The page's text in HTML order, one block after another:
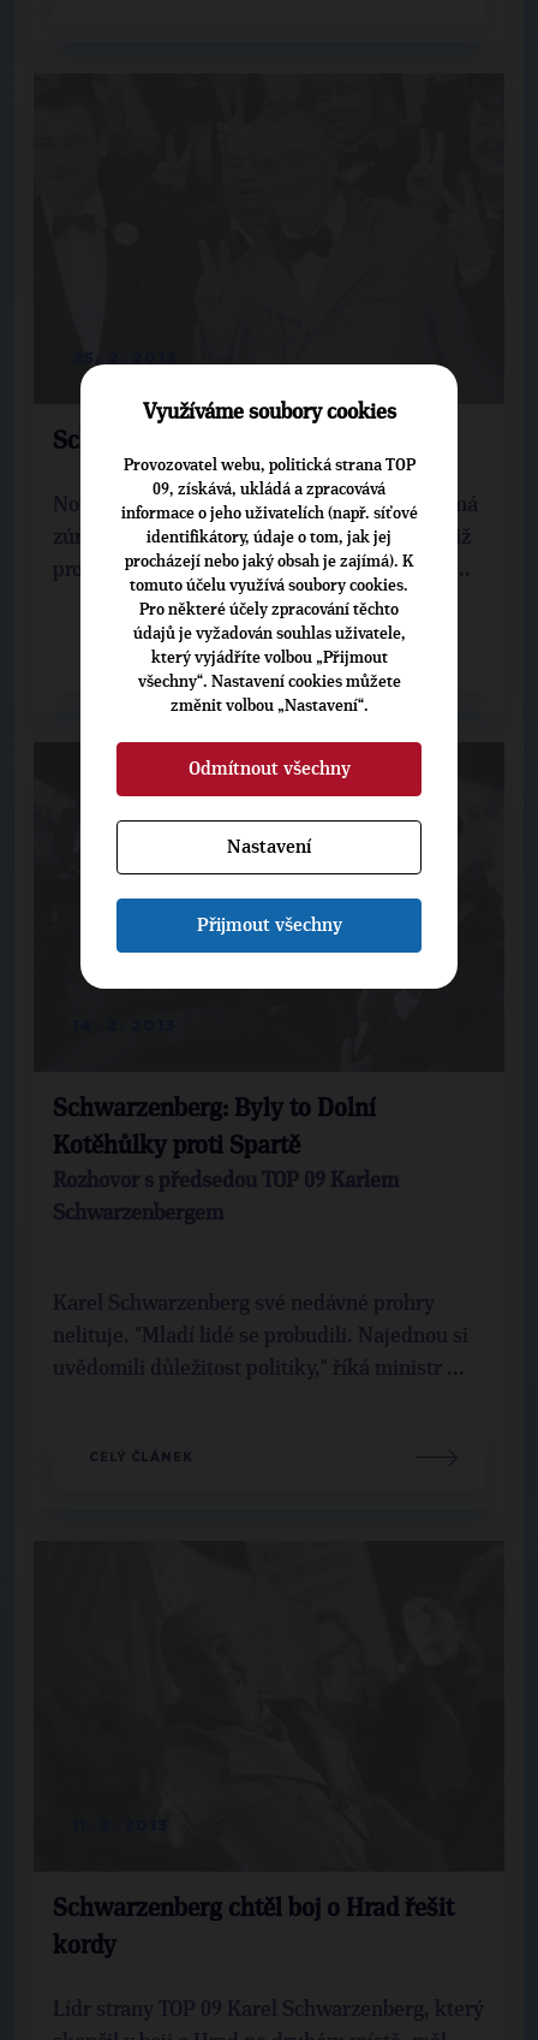
Schwarzenberg zakládá své Fórum
Nový projekt Karla Schwarzenberga, který má
zúročit podporu více než dvou milionů lidí, již
pro něj hlasovali v prezidentských volbách, ...
CELÝ ČLÁNEK
Schwarzenberg: Byly to Dolní
Kotěhůlky proti Spartě
Rozhovor s předsedou TOP 09 Karlem
Schwarzenbergem
Karel Schwarzenberg své nedávné prohry
nelituje. "Mladí lidé se probudili. Najednou si
uvědomili důležitost politiky," říká ministr ...
CELÝ ČLÁNEK
Schwarzenberg chtěl boj o Hrad řešit
kordy
Lídr strany TOP 09 Karel Schwarzenberg, který
Využíváme soubory cookies
Provozovatel webu, politická strana TOP
09, získává, ukládá a zpracovává
informace o jeho uživatelích (např. síťové
identifikátory, údaje o tom, jak jej
procházejí nebo jaký obsah je zajímá). K
tomuto účelu využívá soubory cookies.
Pro některé účely zpracování těchto
údajů je vyžadován souhlas uživatele,
který vyjádříte volbou „Přijmout
všechny“. Nastavení cookies můžete
změnit volbou „Nastavení“.
Odmítnout všechny
Nastavení
Přijmout všechny